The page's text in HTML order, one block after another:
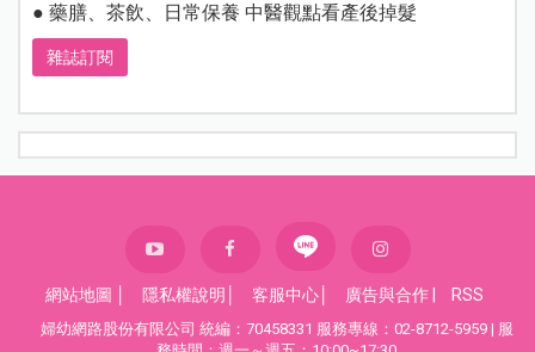
● 藥膳、茶飲、日常保養 中醫觀點看產後掉髮
雜誌訂閱
網站地圖 隱私權說明 客服中心 廣告與合作| RSS
婦幼網路股份有限公司 統編：70458331 服務專線：02-8712-5959 | 服